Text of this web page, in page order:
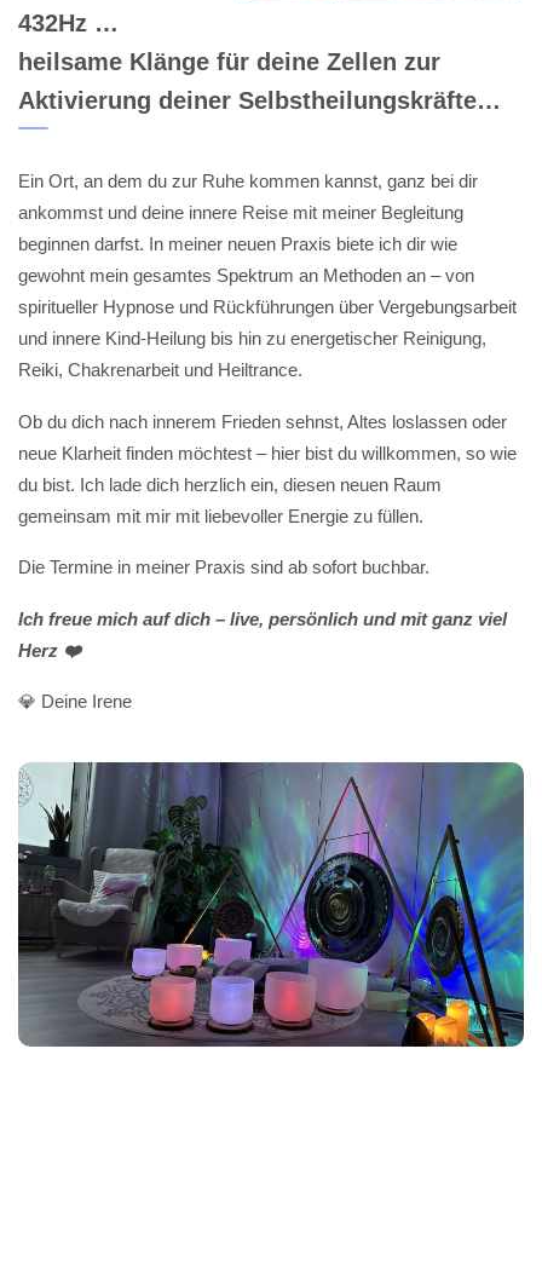
432Hz …
heilsame Klänge für deine Zellen zur
Aktivierung deiner Selbstheilungskräfte…
Ein Ort, an dem du zur Ruhe kommen kannst, ganz bei dir
ankommst und deine innere Reise mit meiner Begleitung
beginnen darfst. In meiner neuen Praxis biete ich dir wie
gewohnt mein gesamtes Spektrum an Methoden an – von
spiritueller Hypnose und Rückführungen über Vergebungsarbeit
und innere Kind-Heilung bis hin zu energetischer Reinigung,
Reiki, Chakrenarbeit und Heiltrance.
Ob du dich nach innerem Frieden sehnst, Altes loslassen oder
neue Klarheit finden möchtest – hier bist du willkommen, so wie
du bist. Ich lade dich herzlich ein, diesen neuen Raum
gemeinsam mit mir mit liebevoller Energie zu füllen.
Die Termine in meiner Praxis sind ab sofort buchbar.
Ich freue mich auf dich – live, persönlich und mit ganz viel
Herz ❤️
💎 Deine Irene